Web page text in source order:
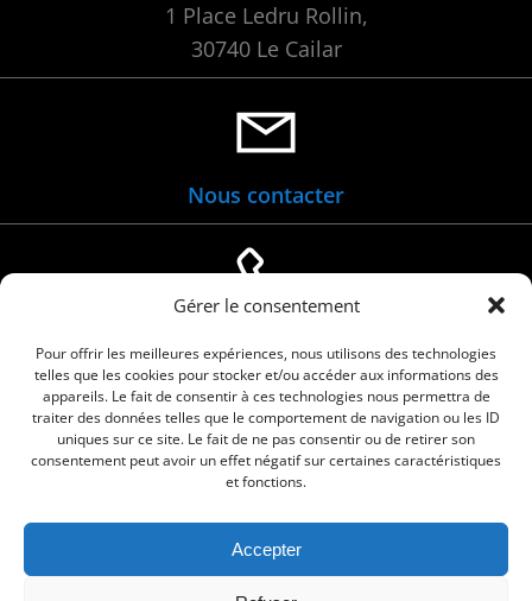
Gérer le consentement
Pour offrir les meilleures expériences, nous utilisons des technologies
telles que les cookies pour stocker et/ou accéder aux informations des
appareils. Le fait de consentir à ces technologies nous permettra de
traiter des données telles que le comportement de navigation ou les ID
uniques sur ce site. Le fait de ne pas consentir ou de retirer son
consentement peut avoir un effet négatif sur certaines caractéristiques
et fonctions.
Accepter
1 Place Ledru Rollin,
30740 Le Cailar
Nous contacter
04 66 88 01 05